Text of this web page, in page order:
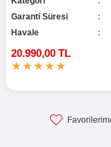
Garanti Süresi
Havale
20.990,00 TL